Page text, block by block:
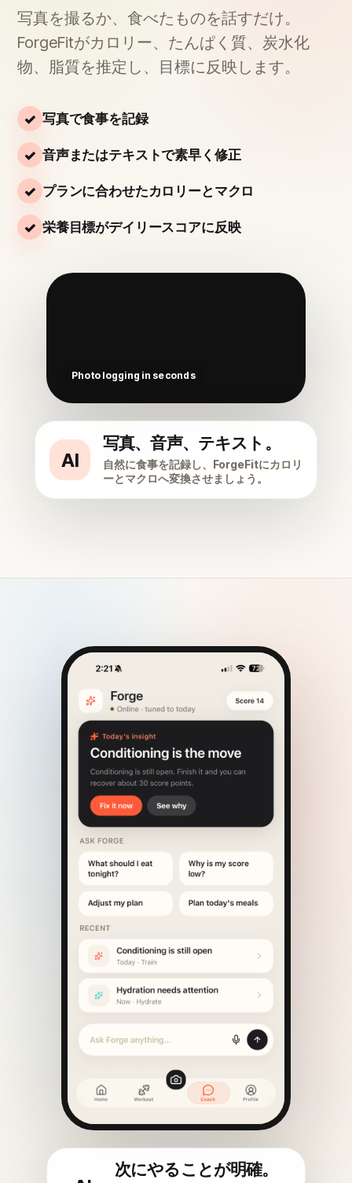
写真を撮るか、食べたものを話すだけ。
ForgeFitがカロリー、たんぱく質、炭水化
物、脂質を推定し、目標に反映します。
写真で食事を記録
音声またはテキストで素早く修正
プランに合わせたカロリーとマクロ
栄養目標がデイリースコアに反映
AI
写真、音声、テキスト。
自然に食事を記録し、ForgeFitにカロリ
ーとマクロへ変換させましょう。
次にやることが明確。